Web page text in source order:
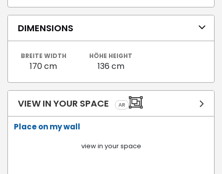
DIMENSIONS
BREITE WIDTH
170 cm
HÖHE HEIGHT
136 cm
VIEW IN YOUR SPACE AR
Place on my wall
view in your space